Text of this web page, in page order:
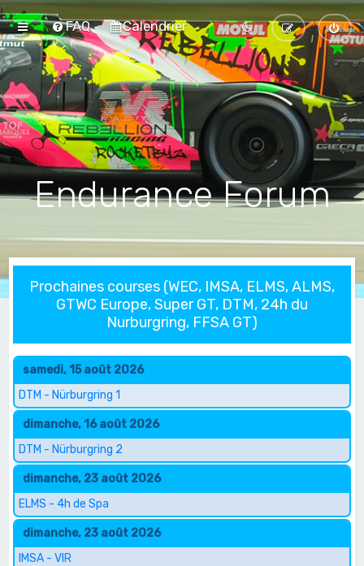
FAQ Calendrier
Endurance Forum
Prochaines courses (WEC, IMSA, ELMS, ALMS,
GTWC Europe, Super GT, DTM, 24h du
Nurburgring, FFSA GT)
samedi, 15 août 2026
DTM - Nürburgring 1
dimanche, 16 août 2026
DTM - Nürburgring 2
dimanche, 23 août 2026
ELMS - 4h de Spa
dimanche, 23 août 2026
IMSA - VIR